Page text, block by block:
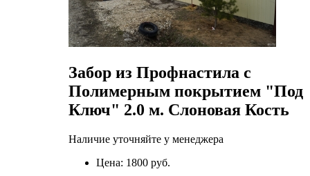
Забор из Профнастила с
Полимерным покрытием "Под
Ключ" 2.0 м. Слоновая Кость
Наличие уточняйте у менеджера
Цена: 1800 руб.